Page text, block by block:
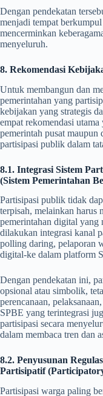
Dengan pendekatan
menjadi tempat
mencerminkan
menyeluruh.
8. Rekomendasi
Untuk membangun dan
pemerintahan yang
kebijakan yang strategis
empat rekomendasi
pemerintah pusat maupun
partisipasi publik dalam
8.1. Integrasi Sistem
(Sistem Pemerintahan
Partisipasi publik tidak
terpisah, melainkan harus
pemerintahan digital yang
dilakukan integrasi kanal
polling daring, pelaporan
digital-ke dalam platform
Dengan pendekatan ini,
opsional atau simbolik,
perencanaan,
SPBE yang terintegrasi
partisipasi secara
dalam membaca tren dan
8.2. Penyusunan
Partisipatif
Partisipasi warga paling